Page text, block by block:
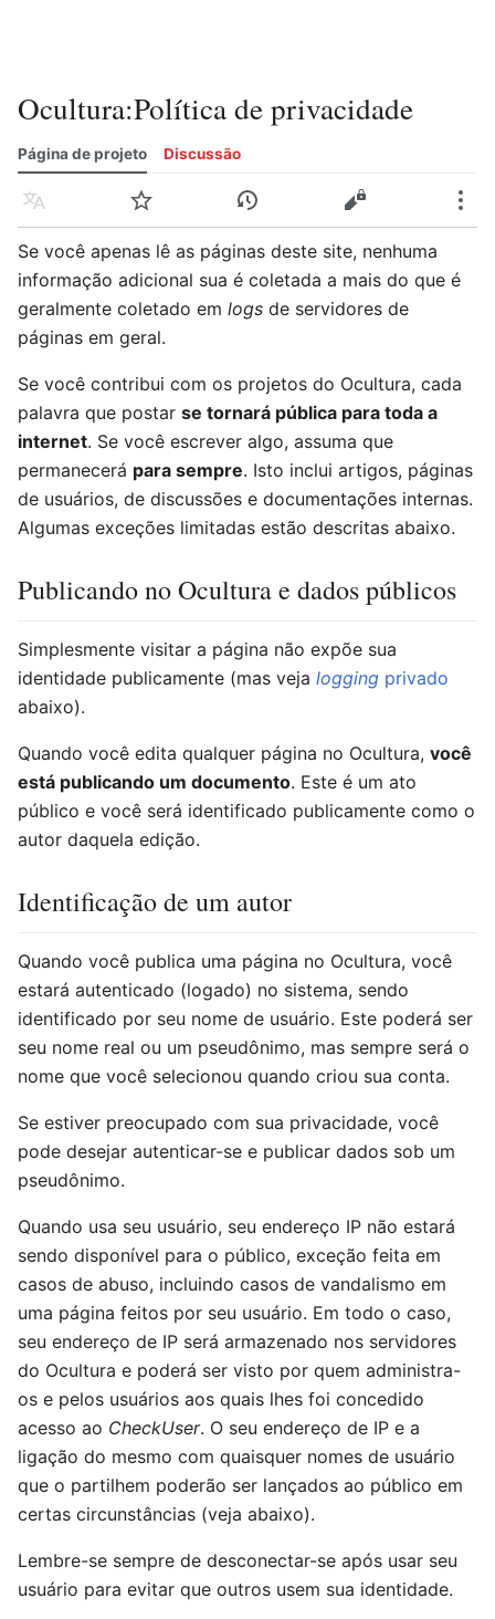
Ocultura:Política de privacidade
Página de projeto Discussão
Idioma Vigiar Histórico Editar
Se você apenas lê as páginas deste site, nenhuma
informação adicional sua é coletada a mais do que é
geralmente coletado em logs de servidores de
páginas em geral.
Se você contribui com os projetos do Ocultura, cada
palavra que postar se tornará pública para toda a
internet. Se você escrever algo, assuma que
permanecerá para sempre. Isto inclui artigos, páginas
de usuários, de discussões e documentações internas.
Algumas exceções limitadas estão descritas abaixo.
Publicando no Ocultura e dados públicos
Simplesmente visitar a página não expõe sua
identidade publicamente (mas veja logging privado
abaixo).
Quando você edita qualquer página no Ocultura, você
está publicando um documento. Este é um ato
público e você será identificado publicamente como o
autor daquela edição.
Identificação de um autor
Quando você publica uma página no Ocultura, você
estará autenticado (logado) no sistema, sendo
identificado por seu nome de usuário. Este poderá ser
seu nome real ou um pseudônimo, mas sempre será o
nome que você selecionou quando criou sua conta.
Se estiver preocupado com sua privacidade, você
pode desejar autenticar-se e publicar dados sob um
pseudônimo.
Quando usa seu usuário, seu endereço IP não estará
sendo disponível para o público, exceção feita em
casos de abuso, incluindo casos de vandalismo em
uma página feitos por seu usuário. Em todo o caso,
seu endereço de IP será armazenado nos servidores
do Ocultura e poderá ser visto por quem administra-
os e pelos usuários aos quais lhes foi concedido
acesso ao CheckUser. O seu endereço de IP e a
ligação do mesmo com quaisquer nomes de usuário
que o partilhem poderão ser lançados ao público em
certas circunstâncias (veja abaixo).
Lembre-se sempre de desconectar-se após usar seu
usuário para evitar que outros usem sua identidade.